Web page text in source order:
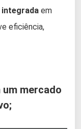
integrada em
eficiência,
um mercado